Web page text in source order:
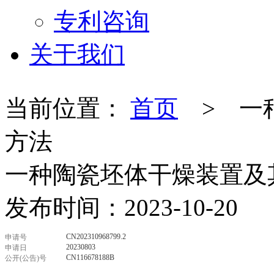
专利咨询
关于我们
当前位置： 首页 > 一种
方法
一种陶瓷坯体干燥装置
发布时间：2023-10-20
申请号
CN202310968799.2
申请日
20230803
公开(公告)号
CN116678188B